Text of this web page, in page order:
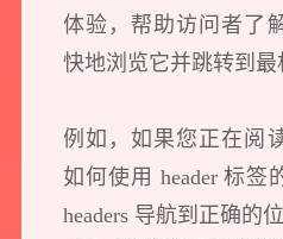
您所提交的信息将严格保密，且
体验，帮助访问者了
快地浏览它并跳转到最
例如，如果您正在阅
如何使用 header 标签
headers 导航到正确的位